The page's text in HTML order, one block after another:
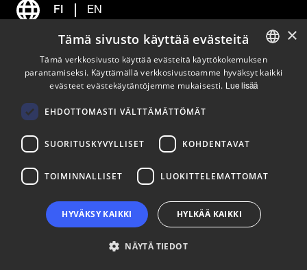
FI EN
Tavoita meidät
Tykistökatu 4 B, 20520 Turku |Saapumisohjeet
010 321 8800 | Arkisin klo 9 15 (suljettu 6.–31.7.2026)
Puhelun hinta on 8,35 snt/puh. + 16,69 snt/min.
ENGLISH
×
Tämä sivusto käyttää evästeitä
Tämä verkkosivusto käyttää evästeitä käyttökokemuksen
parantamiseksi. Käyttämällä verkkosivustoamme hyväksyt kaikki
evästeet evästekäytäntöjemme mukaisesti. Lue lisää
EHDOTTOMASTI VÄLTTÄMÄTTÖMÄT
SUORITUSKYVYLLISET KOHDENTAVAT
TOIMINNALLISET LUOKITTELEMATTOMAT
HYVÄKSY KAIKKI HYLKÄÄ KAIKKI
NÄYTÄ TIEDOT